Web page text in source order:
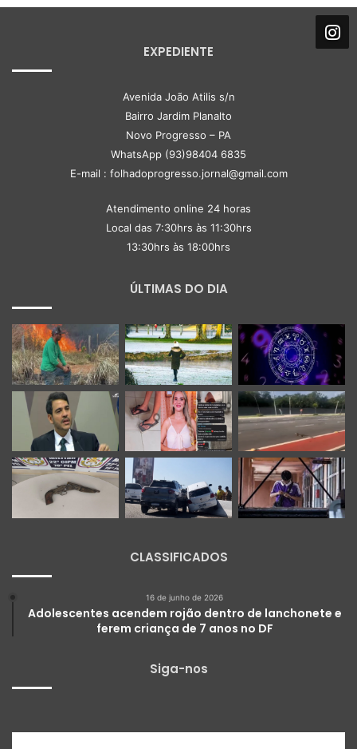
EXPEDIENTE
Avenida João Atilis s/n
Bairro Jardim Planalto
Novo Progresso – PA
WhatsApp (93)98404 6835
E-mail : folhadoprogresso.jornal@gmail.com
Atendimento online 24 horas
Local das 7:30hrs às 11:30hrs
13:30hrs às 18:00hrs
ÚLTIMAS DO DIA
CLASSIFICADOS
16 de junho de 2026
Adolescentes acendem rojão dentro de lanchonete e
ferem criança de 7 anos no DF
Siga-nos